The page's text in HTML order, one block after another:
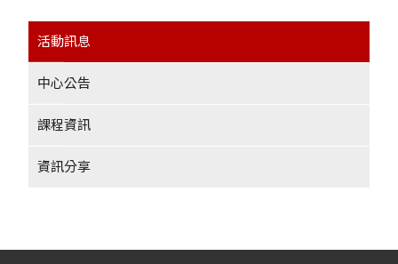
活動訊息
中心公告
課程資訊
資訊分享